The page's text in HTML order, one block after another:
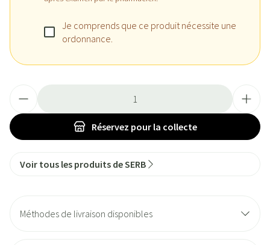
Je comprends que ce produit nécessite une
ordonnance.
Réservez pour la collecte
Voir tous les produits de SERB
Méthodes de livraison disponibles